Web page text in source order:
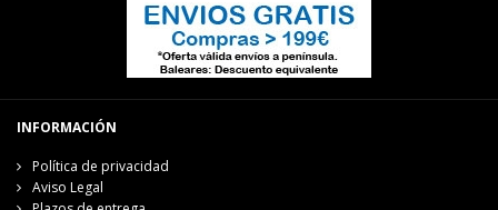
INFORMACIÓN
Política de privacidad
Aviso Legal